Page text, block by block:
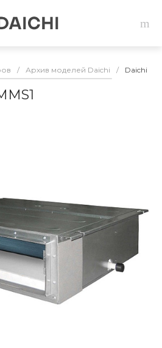
/ Архив моделей Daichi / Daichi